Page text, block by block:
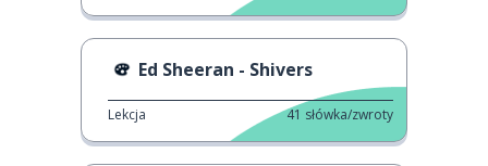
Ed Sheeran - Shivers
Lekcja 41 słówka/zwroty